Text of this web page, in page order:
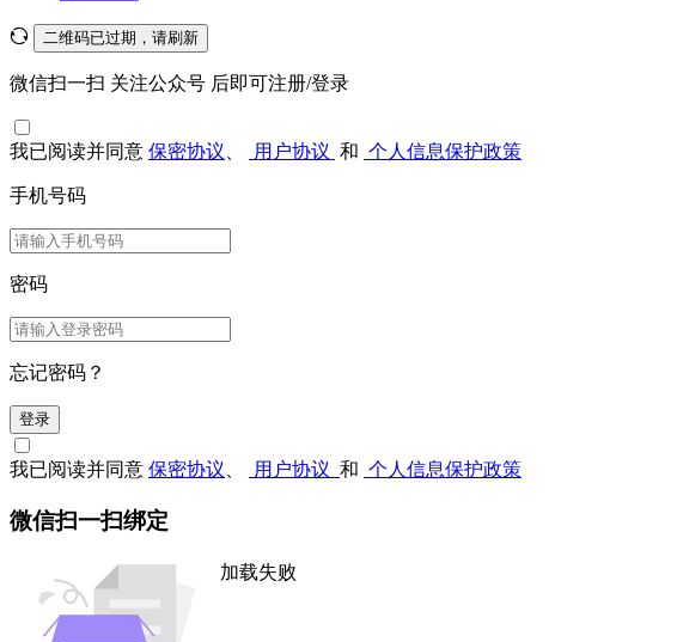
二维码已过期，请刷新
微信扫一扫 关注公众号 后即可注册/登录
我已阅读并同意 保密协议 用户协议 和 个人信息保护政策
手机号码
密码
忘记密码？
登录
我已阅读并同意 保密协议 用户协议 和 个人信息保护政策
微信扫一扫绑定
加载失败